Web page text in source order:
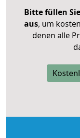
Bitte füllen
aus, um
denen alle